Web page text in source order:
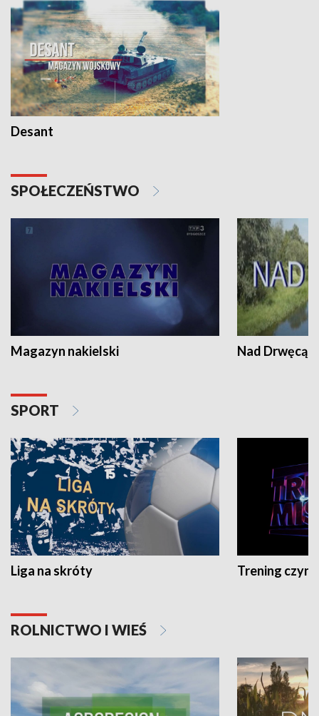
Desant
SPOŁECZEŃSTWO
Magazyn nakielski Nad Drwęcą
SPORT
Liga na skróty Trening czyni
ROLNICTWO I WIEŚ